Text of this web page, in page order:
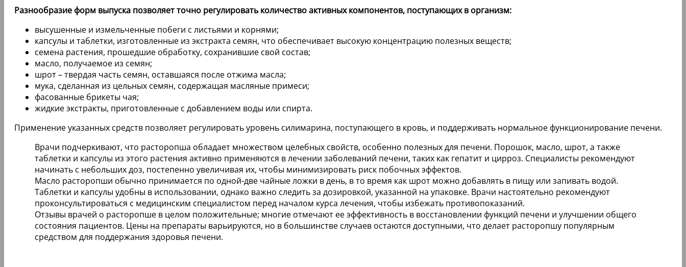
Разнообразие форм выпуска позволяет точно регулировать количество активных компонентов, поступающих в организм:
высушенные и измельченные побеги с листьями и корнями;
капсулы и таблетки, изготовленные из экстракта семян, что обеспечивает высокую концентрацию полезных веществ;
семена растения, прошедшие обработку, сохранившие свой состав;
масло, получаемое из семян;
шрот – твердая часть семян, оставшаяся после отжима масла;
мука, сделанная из цельных семян, содержащая масляные примеси;
фасованные брикеты чая;
жидкие экстракты, приготовленные с добавлением воды или спирта.
Применение указанных средств позволяет регулировать уровень силимарина, поступающего в кровь, и поддерживать нормальное функционирование печени.
Врачи подчеркивают, что расторопша обладает множеством целебных свойств, особенно полезных для печени. Порошок, масло, шрот, а также
таблетки и капсулы из этого растения активно применяются в лечении заболеваний печени, таких как гепатит и цирроз. Специалисты рекомендуют
начинать с небольших доз, постепенно увеличивая их, чтобы минимизировать риск побочных эффектов.
Масло расторопши обычно принимается по одной-две чайные ложки в день, в то время как шрот можно добавлять в пищу или запивать водой.
Таблетки и капсулы удобны в использовании, однако важно следить за дозировкой, указанной на упаковке. Врачи настоятельно рекомендуют
проконсультироваться с медицинским специалистом перед началом курса лечения, чтобы избежать противопоказаний.
Отзывы врачей о расторопше в целом положительные; многие отмечают ее эффективность в восстановлении функций печени и улучшении общего
состояния пациентов. Цены на препараты варьируются, но в большинстве случаев остаются доступными, что делает расторопшу популярным
средством для поддержания здоровья печени.